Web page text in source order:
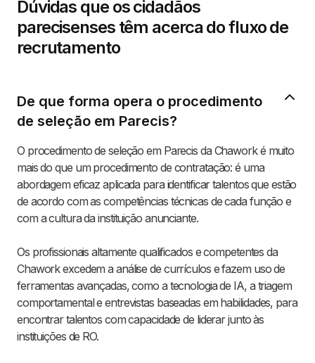
Dúvidas que os cidadãos
parecisenses têm acerca do fluxo de
recrutamento
De que forma opera o procedimento
de seleção em Parecis?
O procedimento de seleção em Parecis da Chawork é muito
mais do que um procedimento de contratação: é uma
abordagem eficaz aplicada para identificar talentos que estão
de acordo com as competências técnicas de cada função e
com a cultura da instituição anunciante.
Os profissionais altamente qualificados e competentes da
Chawork excedem a análise de currículos e fazem uso de
ferramentas avançadas, como a tecnologia de IA, a triagem
comportamental e entrevistas baseadas em habilidades, para
encontrar talentos com capacidade de liderar junto às
instituições de RO.